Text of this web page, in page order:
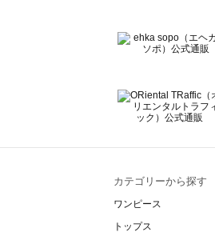
カテゴリーから探す
ワンピース
トップス